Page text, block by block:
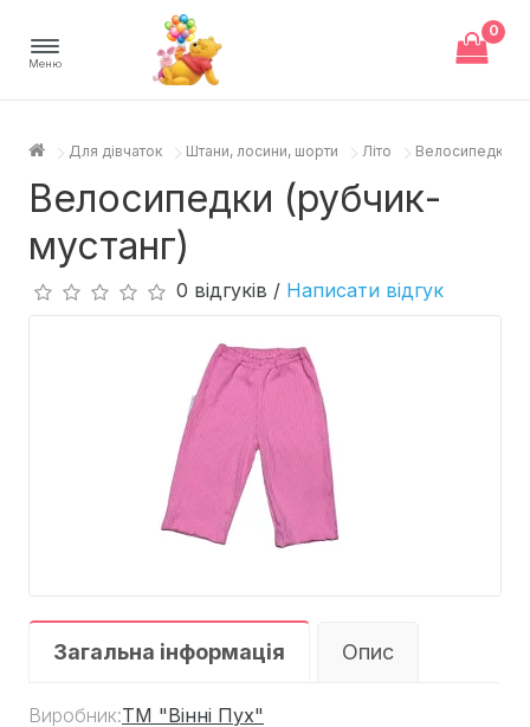
Меню
0
Для дівчаток Штани, лосини, шорти Літо Велосипедки
Велосипедки (рубчик-
мустанг)
0 відгуків / Написати відгук
Загальна інформація Опис
Виробник:ТМ "Вінні Пух"